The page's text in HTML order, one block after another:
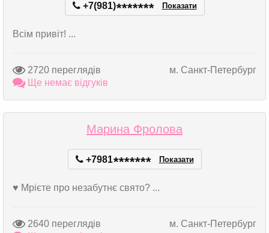
+7(981)******* Показати
Всім привіт! ...
2720 переглядів
м. Санкт-Петербург
Ще немає відгуків
Марина Фролова
+7981******* Показати
♥ Мрієте про незабутнє свято? ...
2640 переглядів
м. Санкт-Петербург